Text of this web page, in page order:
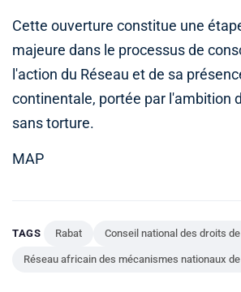
Cette ouverture constitue une
majeure dans le processus de
l'action du Réseau et de sa
continentale, portée par l'ambition
sans torture.
MAP
TAGS Rabat Conseil national des droits
Réseau africain des mécanismes nationaux